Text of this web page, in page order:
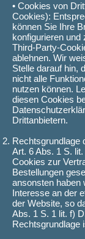
• Cookies von
Cookies):
können Sie Ihre
konfigurieren und
Third-Party-
ablehnen. Wir
Stelle darauf hin,
nicht alle
nutzen können.
diesen Cookies
Drittanbietern.
Rechtsgrundlage
Art. 6 Abs. 1 S.
Cookies zur
Bestellungen
ansonsten haben
Interesse an der
der Website, so
Abs. 1 S. 1 lit. f)
Rechtsgrundlage